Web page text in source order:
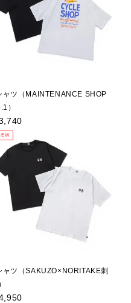
ャツ（MAINTENANCE SHOP
）
ャツ（SAKUZO×NORITAKE刺